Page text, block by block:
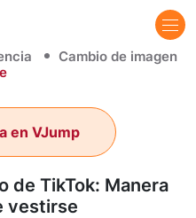
Cambio de imagen
de TikTok: Manera
vestirse
en VJump